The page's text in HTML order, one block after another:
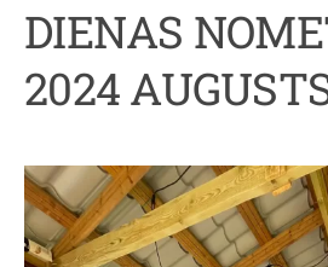
DIENAS
2024